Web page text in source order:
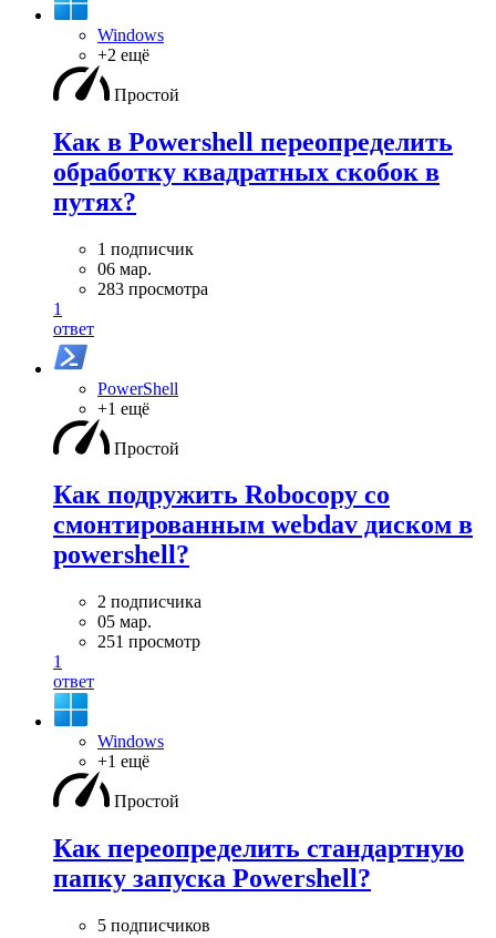
Windows
+2 ещё
Простой
Как в Powershell переопределить
обработку квадратных скобок в
путях?
1 подписчик
06 мар.
283 просмотра
1
ответ
PowerShell
+1 ещё
Простой
Как подружить Robocopy со
смонтированным webdav диском в
powershell?
2 подписчика
05 мар.
251 просмотр
1
ответ
Windows
+1 ещё
Простой
Как переопределить стандартную
папку запуска Powershell?
5 подписчиков